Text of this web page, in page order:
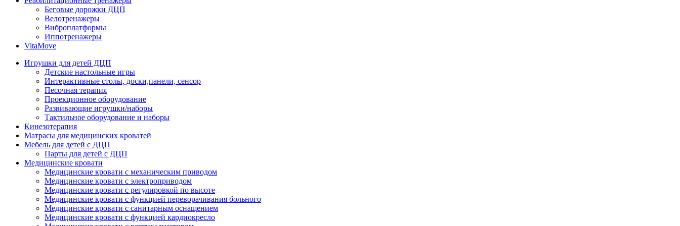
Беговые дорожки ДЦП
Велотренажеры
Виброплатформы
Иппотренажеры
VitaMove
Игрушки для детей ДЦП
Детские настольные игры
Интерактивные столы, доски,панели, сенсор
Песочная терапия
Проекционное оборудование
Развивающие игрушки/наборы
Тактильное оборудование и наборы
Кинезотерапия
Матрасы для медицинских кроватей
Мебель для детей с ДЦП
Парты для детей с ДЦП
Медицинские кровати
Медицинские кровати с механическим приводом
Медицинские кровати с электроприводом
Медицинские кровати с регулировкой по высоте
Медицинские кровати с функцией переворачивания больного
Медицинские кровати с санитарным оснащением
Медицинские кровати с функцией кардиокресло